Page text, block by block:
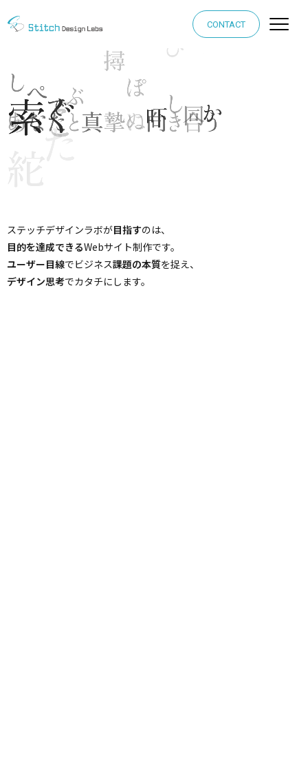
CONTACT
ステッチデザインラボが目指すのは、
目的を達成できるWebサイト制作です。
ユーザー目線でビジネス課題の本質を捉え、
デザイン思考でカタチにします。